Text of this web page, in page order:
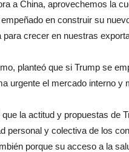
a China, aprovechemos la
en construir su
para crecer en nuestras
planteó que si Trump se
urgente el mercado interno y
que la actitud y propuestas de
personal y colectiva de los
porque su acceso a la